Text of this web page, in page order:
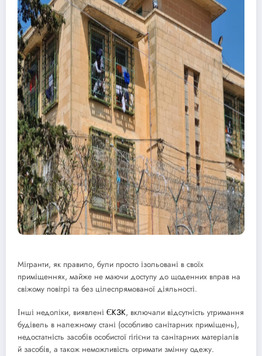
Мігранти, як правило, були просто ізольовані в своїх
приміщеннях, майже не маючи доступу до щоденних вправ на
свіжому повітрі та без цілеспрямованої діяльності.
Інші недоліки, виявлені ЄКЗК, включали відсутність утримання
будівель в належному стані (особливо санітарних приміщень),
недостатність засобів особистої гігієни та санітарних матеріалів
й засобів, а також неможливість отримати змінну одежу.